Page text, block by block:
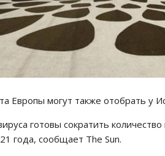
Европы могут также отобрать у
готовы сократить
года, сообщает The Sun.